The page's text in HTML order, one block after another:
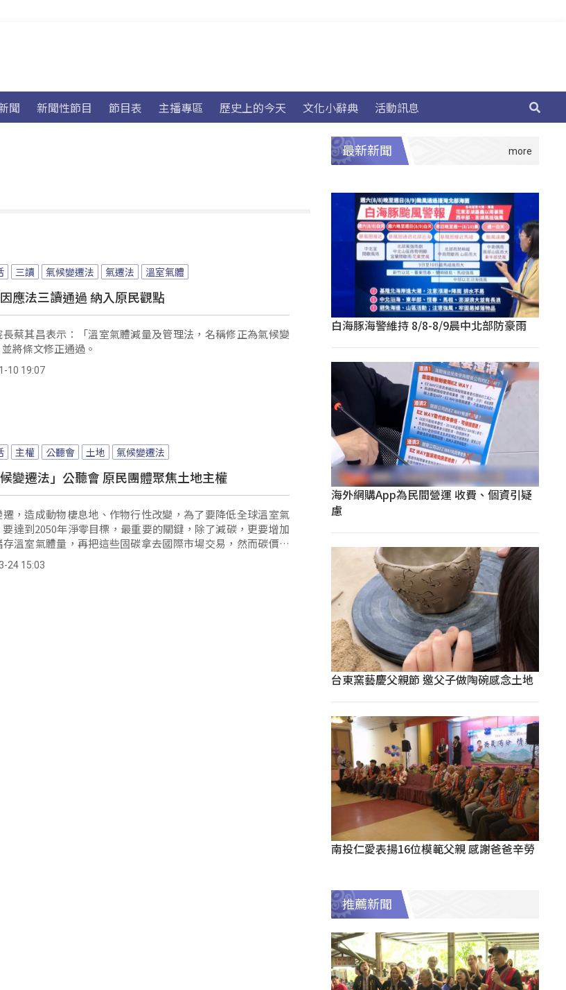
聞 新聞性節目 節目表 主播專區 歷史上的今天 文化小辭典 活動訊息
三讀 氣候變遷法 氣遷法 溫室氣體
應法三讀通過 納入原民觀點
長蔡其昌表示：「溫室氣體減量及管理法，名稱修正為氣候變
將條文修正通過。
10 19:07
主權 公聽會 土地 氣候變遷法
變遷法」公聽會 原民團體聚焦土地主權
，造成動物棲息地、作物行性改變，為了要降低全球溫室氣
達到2050年淨零目標，最重要的關鍵，除了減碳，更要增加
溫室氣體量，再把這些固碳拿去國際市場交易，然而碳價要
號在立法院召開「氣候變遷法公聽會」，原民團體再度點出原
題。
24 15:03
最新新聞
白海豚海警維持 8/8-8/9晨中北部防豪雨
海外網購App為民間營運 收費、個資引疑
慮
台東窯藝慶父親節 邀父子做陶碗感念土地
南投仁愛表揚16位模範父親 感謝爸爸辛勞
推薦新聞